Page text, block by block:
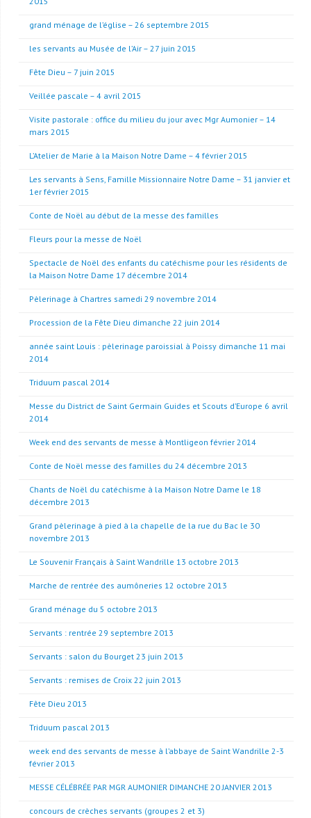
grand ménage de l’église – 26 septembre 2015
les servants au Musée de l’Air – 27 juin 2015
Fête Dieu – 7 juin 2015
Veillée pascale – 4 avril 2015
Visite pastorale : office du milieu du jour avec Mgr Aumonier – 14
mars 2015
L’Atelier de Marie à la Maison Notre Dame – 4 février 2015
Les servants à Sens, Famille Missionnaire Notre Dame – 31 janvier et
1er février 2015
Conte de Noël au début de la messe des familles
Fleurs pour la messe de Noël
Spectacle de Noël des enfants du catéchisme pour les résidents de
la Maison Notre Dame 17 décembre 2014
Pèlerinage à Chartres samedi 29 novembre 2014
Procession de la Fête Dieu dimanche 22 juin 2014
année saint Louis : pèlerinage paroissial à Poissy dimanche 11 mai
2014
Triduum pascal 2014
Messe du District de Saint Germain Guides et Scouts d’Europe 6 avril
2014
Week end des servants de messe à Montligeon février 2014
Conte de Noël messe des familles du 24 décembre 2013
Chants de Noël du catéchisme à la Maison Notre Dame le 18
décembre 2013
Grand pèlerinage à pied à la chapelle de la rue du Bac le 30
novembre 2013
Le Souvenir Français à Saint Wandrille 13 octobre 2013
Marche de rentrée des aumôneries 12 octobre 2013
Grand ménage du 5 octobre 2013
Servants : rentrée 29 septembre 2013
Servants : salon du Bourget 23 juin 2013
Servants : remises de Croix 22 juin 2013
Fête Dieu 2013
Triduum pascal 2013
week end des servants de messe à l’abbaye de Saint Wandrille 2-3
février 2013
MESSE CÉLÉBRÉE PAR MGR AUMONIER DIMANCHE 20 JANVIER 2013
concours de crèches servants (groupes 2 et 3)